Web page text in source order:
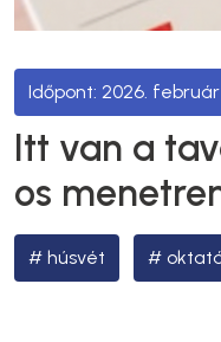
2026. február
Itt van a
os
húsvét